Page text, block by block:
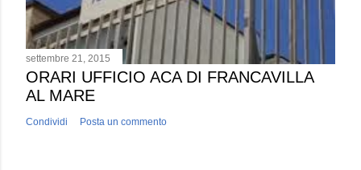
settembre 21, 2015
ORARI UFFICIO ACA DI FRANCAVILLA
AL MARE
Condividi Posta un commento